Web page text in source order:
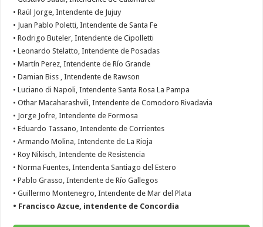
• Raúl Jorge, Intendente de Jujuy
• Juan Pablo Poletti, Intendente de Santa Fe
• Rodrigo Buteler, Intendente de Cipolletti
• Leonardo Stelatto, Intendente de Posadas
• Martín Perez, Intendente de Río Grande
• Damian Biss , Intendente de Rawson
• Luciano di Napoli, Intendente Santa Rosa La Pampa
• Othar Macaharashvili, Intendente de Comodoro Rivadavia
• Jorge Jofre, Intendente de Formosa
• Eduardo Tassano, Intendente de Corrientes
• Armando Molina, Intendente de La Rioja
• Roy Nikisch, Intendente de Resistencia
• Norma Fuentes, Intendenta Santiago del Estero
• Pablo Grasso, Intendente de Río Gallegos
• Guillermo Montenegro, Intendente de Mar del Plata
• Francisco Azcue, intendente de Concordia